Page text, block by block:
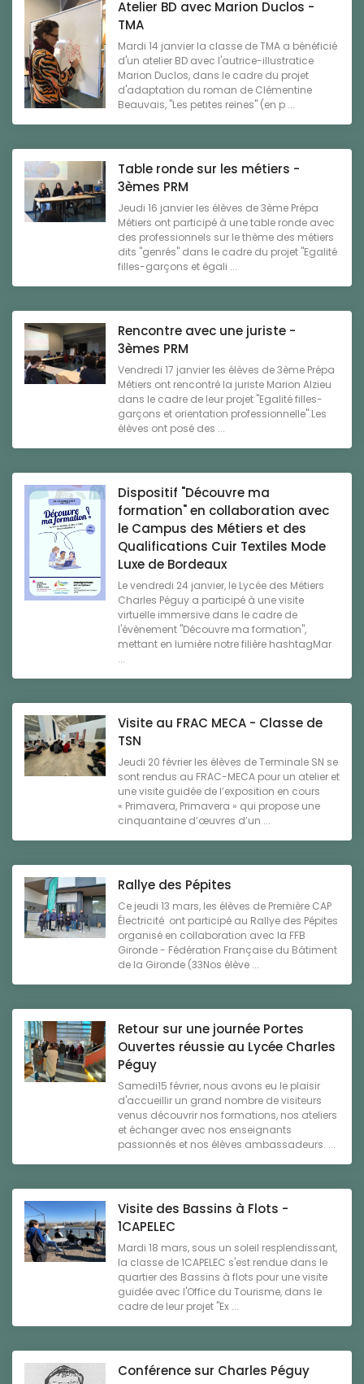
Atelier BD avec Marion Duclos -
TMA
Mardi 14 janvier la classe de TMA a bénéficié
d'un atelier BD avec l'autrice-illustratice
Marion Duclos, dans le cadre du projet
d'adaptation du roman de Clémentine
Beauvais, "Les petites reines" (en p ...
Table ronde sur les métiers -
3èmes PRM
Jeudi 16 janvier les élèves de 3ème Prépa
Métiers ont participé à une table ronde avec
des professionnels sur le thème des métiers
dits "genrés" dans le cadre du projet "Egalité
filles-garçons et égali ...
Rencontre avec une juriste -
3èmes PRM
Vendredi 17 janvier les élèves de 3ème Prépa
Métiers ont rencontré la juriste Marion Alzieu
dans le cadre de leur projet "Egalité filles-
garçons et orientation professionnelle".Les
élèves ont posé des ...
Dispositif "Découvre ma
formation" en collaboration avec
le Campus des Métiers et des
Qualifications Cuir Textiles Mode
Luxe de Bordeaux
Le vendredi 24 janvier, le Lycée des Métiers
Charles Péguy a participé à une visite
virtuelle immersive dans le cadre de
l'évènement "Découvre ma formation",
mettant en lumière notre filière hashtagMar
...
Visite au FRAC MECA - Classe de
TSN
Jeudi 20 février les élèves de Terminale SN se
sont rendus au FRAC-MECA pour un atelier et
une visite guidée de l’exposition en cours
« Primavera, Primavera » qui propose une
cinquantaine d’œuvres d’un ...
Rallye des Pépites
Ce jeudi 13 mars, les élèves de Première CAP
Électricité ont participé au Rallye des Pépites
organisé en collaboration avec la FFB
Gironde - Fédération Française du Bâtiment
de la Gironde (33Nos élève ...
Retour sur une journée Portes
Ouvertes réussie au Lycée Charles
Péguy
Samedi15 février, nous avons eu le plaisir
d'accueillir un grand nombre de visiteurs
venus découvrir nos formations, nos ateliers
et échanger avec nos enseignants
passionnés et nos élèves ambassadeurs. ...
Visite des Bassins à Flots -
1CAPELEC
Mardi 18 mars, sous un soleil resplendissant,
la classe de 1CAPELEC s'est rendue dans le
quartier des Bassins à flots pour une visite
guidée avec l'Office du Tourisme, dans le
cadre de leur projet "Ex ...
Conférence sur Charles Péguy